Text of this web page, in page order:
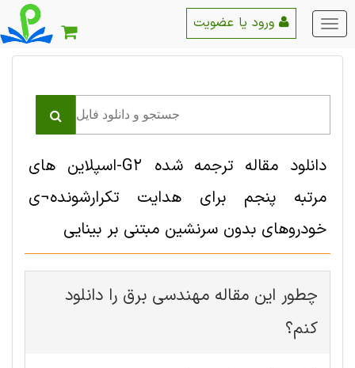
منو
اصلی
دانلود مقاله ترجمه شده G2-اسپلاین های
مرتبه پنجم برای هدایت تکرارشونده¬ی
خودروهای بدون سرنشین مبتنی بر بینایی
چطور این مقاله مهندسی برق را دانلود
کنم؟